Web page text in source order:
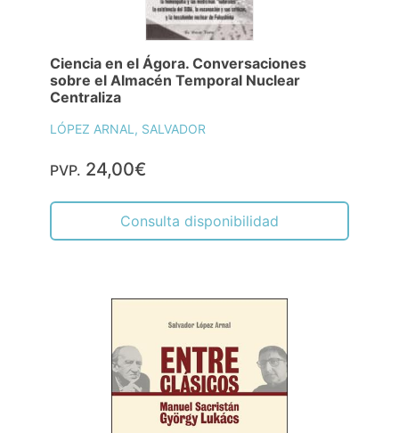
Ciencia en el Ágora. Conversaciones
sobre el Almacén Temporal Nuclear
Centraliza
LÓPEZ ARNAL, SALVADOR
PVP. 24,00€
Consulta disponibilidad